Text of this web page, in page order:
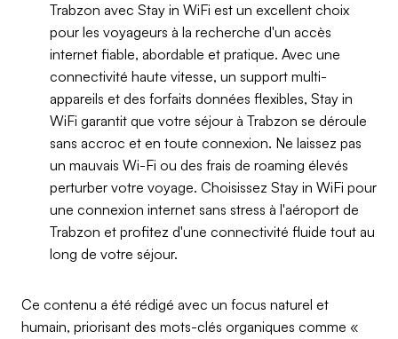
Trabzon avec Stay in WiFi est un excellent choix
pour les voyageurs à la recherche d'un accès
internet fiable, abordable et pratique. Avec une
connectivité haute vitesse, un support multi-
appareils et des forfaits données flexibles, Stay in
WiFi garantit que votre séjour à Trabzon se déroule
sans accroc et en toute connexion. Ne laissez pas
un mauvais Wi-Fi ou des frais de roaming élevés
perturber votre voyage. Choisissez Stay in WiFi pour
une connexion internet sans stress à l'aéroport de
Trabzon et profitez d'une connectivité fluide tout au
long de votre séjour.
Ce contenu a été rédigé avec un focus naturel et
humain, priorisant des mots-clés organiques comme «